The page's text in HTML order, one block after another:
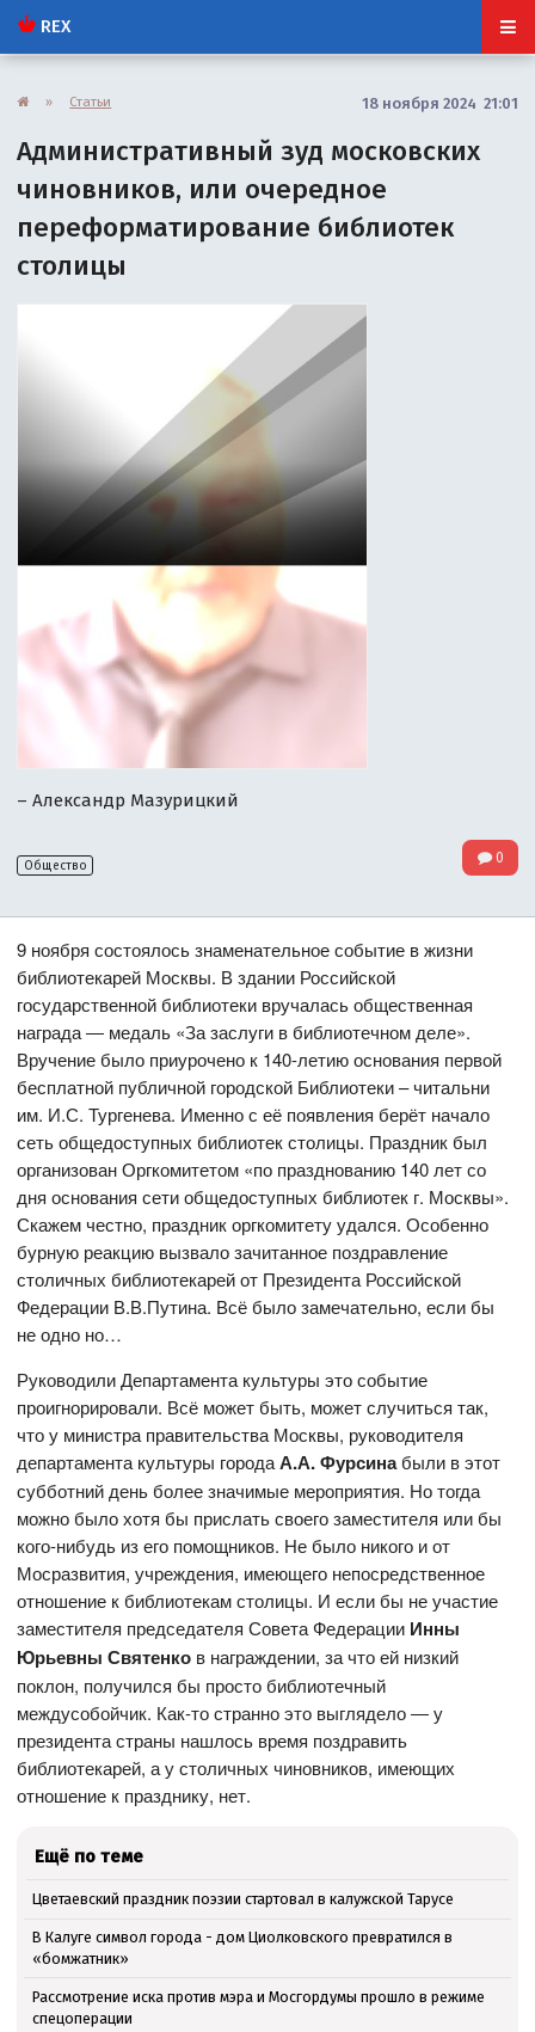
REX
» Статьи 18 ноября 2024 21:01
Административный зуд московских
чиновников, или очередное
переформатирование библиотек
столицы
– Александр Мазурицкий
Общество 0
9 ноября состоялось знаменательное событие в жизни
библиотекарей Москвы. В здании Российской
государственной библиотеки вручалась общественная
награда ― медаль «За заслуги в библиотечном деле».
Вручение было приурочено к 140-летию основания первой
бесплатной публичной городской Библиотеки – читальни
им. И.С. Тургенева. Именно с её появления берёт начало
сеть общедоступных библиотек столицы. Праздник был
организован Оргкомитетом «по празднованию 140 лет со
дня основания сети общедоступных библиотек г. Москвы».
Скажем честно, праздник оргкомитету удался. Особенно
бурную реакцию вызвало зачитанное поздравление
столичных библиотекарей от Президента Российской
Федерации В.В.Путина. Всё было замечательно, если бы
не одно но…
Руководили Департамента культуры это событие
проигнорировали. Всё может быть, может случиться так,
что у министра правительства Москвы, руководителя
департамента культуры городаА.А. Фурсинабыли в этот
субботний день более значимые мероприятия. Но тогда
можно было хотя бы прислать своего заместителя или бы
кого-нибудь из его помощников. Не было никого и от
Мосразвития, учреждения, имеющего непосредственное
отношение к библиотекам столицы. И если бы не участие
заместителя председателя Совета Федерации Инны
Юрьевны Святенко в награждении, за что ей низкий
поклон, получился бы просто библиотечный
междусобойчик. Как-то странно это выглядело ― у
президента страны нашлось время поздравить
библиотекарей, а у столичных чиновников, имеющих
отношение к празднику, нет.
Ещё по теме
Цветаевский праздник поэзии стартовал в калужской Тарусе
В Калуге символ города - дом Циолковского превратился в
«бомжатник»
Рассмотрение иска против мэра и Мосгордумы прошло в режиме
спецоперации